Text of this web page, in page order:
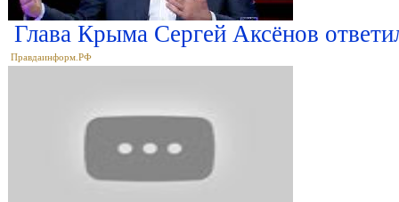
Глава Крыма Сергей Аксёнов
Правдаинформ.РФ